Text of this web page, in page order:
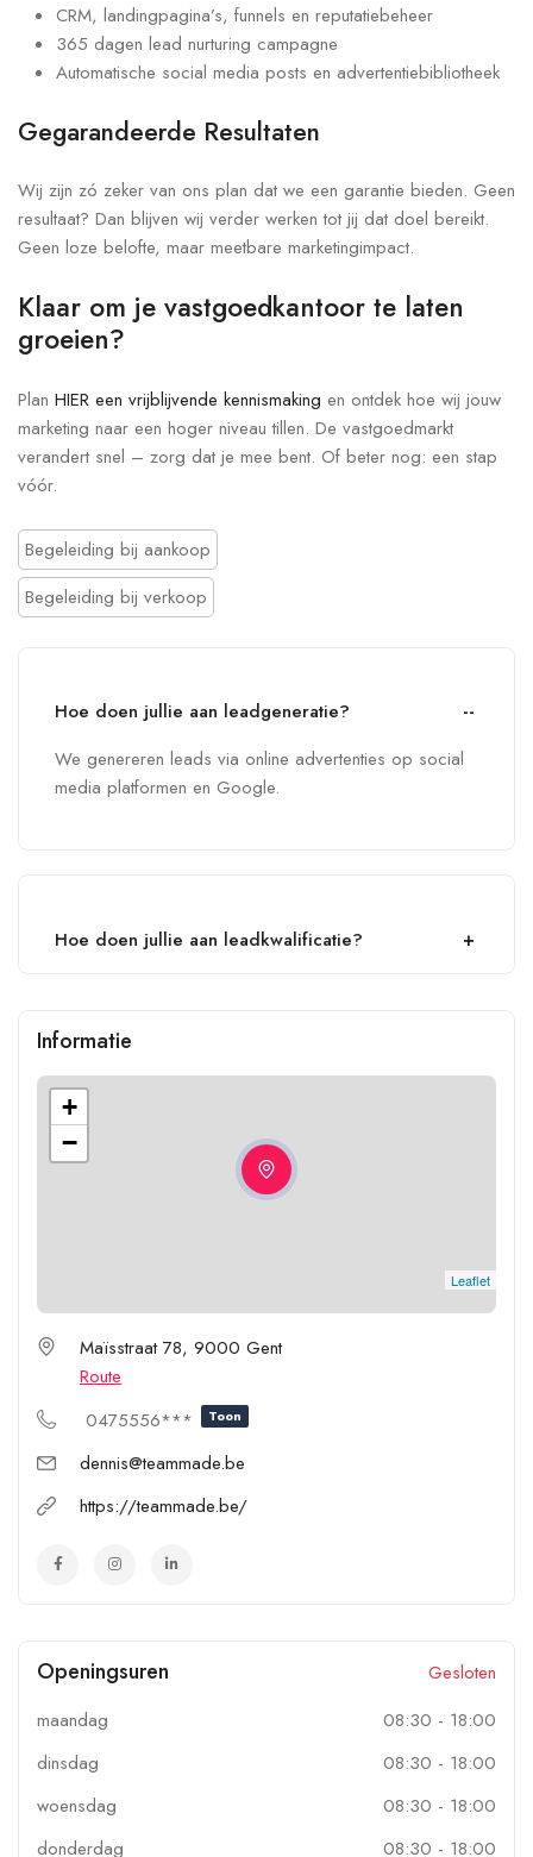
CRM, landingpagina’s, funnels en reputatiebeheer
365 dagen lead nurturing campagne
Automatische social media posts en advertentiebibliotheek
Gegarandeerde Resultaten
Wij zijn zó zeker van ons plan dat we een garantie bieden. Geen
resultaat? Dan blijven wij verder werken tot jij dat doel bereikt.
Geen loze belofte, maar meetbare marketingimpact.
Klaar om je vastgoedkantoor te laten
groeien?
Plan HIER een vrijblijvende kennismaking en ontdek hoe wij jouw
marketing naar een hoger niveau tillen. De vastgoedmarkt
verandert snel – zorg dat je mee bent. Of beter nog: een stap
vóór.
Begeleiding bij aankoop
Begeleiding bij verkoop
Hoe doen jullie aan leadgeneratie?
We genereren leads via online advertenties op social
media platformen en Google.
Hoe doen jullie aan leadkwalificatie?
Informatie
+
−
Leaflet
Maïsstraat 78, 9000 Gent
Route
0475556***
Toon
dennis@teammade.be
https://teammade.be/
Openingsuren
Gesloten
maandag
08:30 - 18:00
dinsdag
08:30 - 18:00
woensdag
08:30 - 18:00
donderdag
08:30 - 18:00